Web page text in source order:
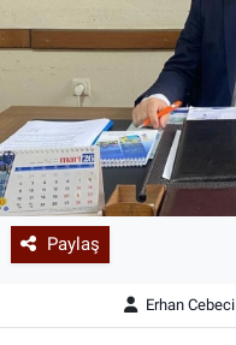
Paylaş
Erhan Cebeci